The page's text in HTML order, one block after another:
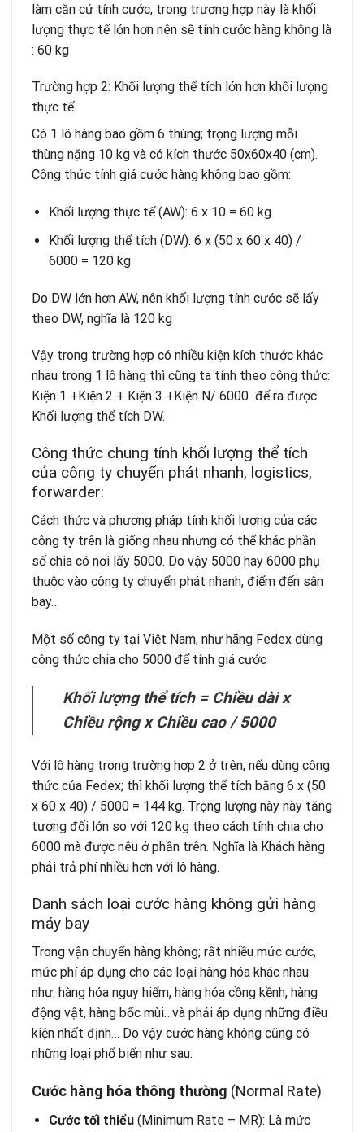
làm căn cứ tính cước, trong trương hợp này là khối
lượng thực tế lớn hơn nên sẽ tính cước hàng không là
: 60 kg
Trường hợp 2: Khối lượng thể tích lớn hơn khối lượng
thực tế
Có 1 lô hàng bao gồm 6 thùng; trọng lượng mỗi
thùng nặng 10 kg và có kích thước 50x60x40 (cm).
Công thức tính giá cước hàng không bao gồm:
Khối lượng thực tế (AW): 6 x 10 = 60 kg
Khối lượng thể tích (DW): 6 x (50 x 60 x 40) /
6000 = 120 kg
Do DW lớn hơn AW, nên khối lượng tính cước sẽ lấy
theo DW, nghĩa là 120 kg
Vậy trong trường hợp có nhiều kiện kích thước khác
nhau trong 1 lô hàng thì cũng ta tính theo công thức:
Kiện 1 +Kiện 2 + Kiện 3 +Kiện N/ 6000 để ra được
Khối lượng thể tích DW.
Công thức chung tính khối lượng thể tích
của công ty chuyển phát nhanh, logistics,
forwarder:
Cách thức và phương pháp tính khối lượng của các
công ty trên là giống nhau nhưng có thể khác phần
số chia có nơi lấy 5000. Do vậy 5000 hay 6000 phụ
thuộc vào công ty chuyển phát nhanh, điểm đến sân
bay…
Một số công ty tại Việt Nam, như hãng Fedex dùng
công thức chia cho 5000 để tính giá cước
Khối lượng thể tích = Chiều dài x
Chiều rộng x Chiều cao / 5000
Với lô hàng trong trường hợp 2 ở trên, nếu dùng công
thức của Fedex; thì khối lượng thể tích bằng 6 x (50
x 60 x 40) / 5000 = 144 kg. Trọng lượng này này tăng
tương đối lớn so với 120 kg theo cách tính chia cho
6000 mà được nêu ở phần trên. Nghĩa là Khách hàng
phải trả phí nhiều hơn với lô hàng.
Danh sách loại cước hàng không gửi hàng
máy bay
Trong vận chuyển hàng không; rất nhiều mức cước,
mức phí áp dụng cho các loại hàng hóa khác nhau
như: hàng hóa nguy hiểm, hàng hóa cồng kềnh, hàng
động vật, hàng bốc mùi…và phải áp dụng những điều
kiện nhất định… Do vậy cước hàng không cũng có
những loại phổ biến như sau:
Cước hàng hóa thông thường (Normal Rate)
Cước tối thiểu(Minimum Rate – MR): Là mức